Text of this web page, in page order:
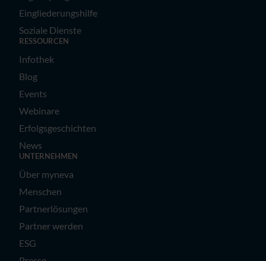
Eingliederungshilfe
Soziale Dienste
RESSOURCEN
Infothek
Blog
Events
Webinare
Erfolgsgeschichten
News
UNTERNEHMEN
Über myneva
Menschen
Partnerlösungen
Partner werden
ESG